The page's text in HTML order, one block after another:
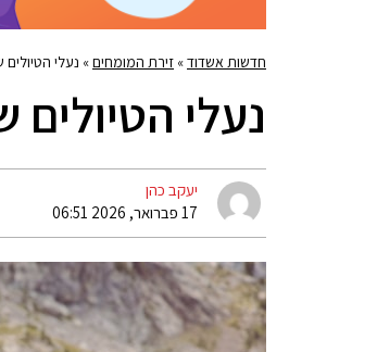
חדשות אשדוד» זירת המומחים» נעלי
נעלי
יעקב כהן
17 פברואר, 2026 06:51